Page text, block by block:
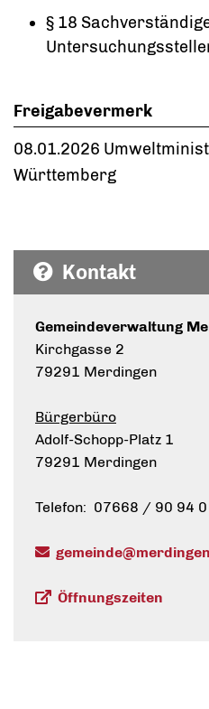
§ 18
Freigabevermerk
08.01.2026
Württemberg
Kontakt
Gemeindeverwaltung
Kirchgasse 2
79291 Merdingen
Bürgerbüro
Adolf-Schopp-Platz 1
79291 Merdingen
Telefon: 07668 / 90 94 0
Öffnungszeiten